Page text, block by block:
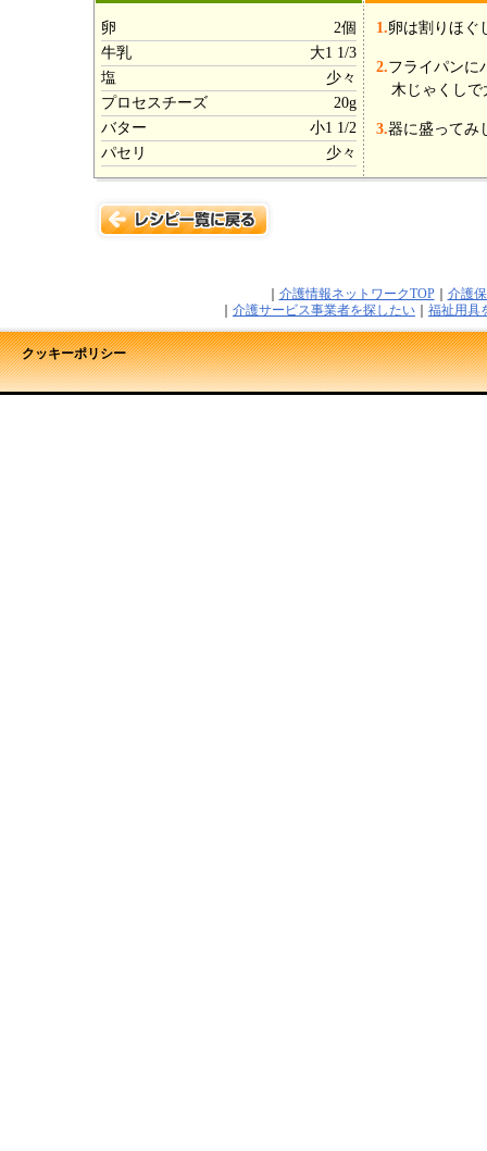
卵
2個
牛乳
大1 1/3
塩
少々
プロセスチーズ
20g
バター
小1 1/2
パセリ
少々
1.卵は割りほぐ
2.フライパンに
木じゃくし
3.器に盛ってみ
介護情報ネットワークTOP｜ 介護
介護サービス事業者を探したい 福祉用具
クッキーポリシー